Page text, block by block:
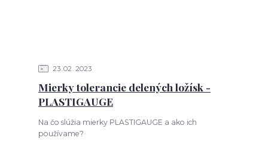
23 02 2023
Mierky tolerancie delených ložísk -
PLASTIGAUGE
Na čo slúžia mierky PLASTIGAUGE a ako ich
používame?